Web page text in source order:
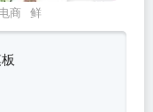
商
鲜